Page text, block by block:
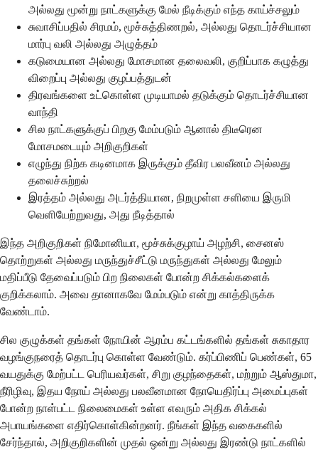
அல்லது மூன்று நாட்களுக்கு மேல் நீடிக்கும் எந்த காய்ச்சலும்
சுவாசிப்பதில் சிரமம், மூச்சுத்திணறல், அல்லது தொடர்ச்சியான
மார்பு வலி அல்லது அழுத்தம்
கடுமையான அல்லது மோசமான தலைவலி, குறிப்பாக கழுத்து
விறைப்பு அல்லது குழப்பத்துடன்
திரவங்களை உட்கொள்ள முடியாமல் தடுக்கும் தொடர்ச்சியான
வாந்தி
சில நாட்களுக்குப் பிறகு மேம்படும் ஆனால் திடீரென
மோசமடையும் அறிகுறிகள்
எழுந்து நிற்க கடினமாக இருக்கும் தீவிர பலவீனம் அல்லது
தலைச்சுற்றல்
இரத்தம் அல்லது அடர்த்தியான, நிறமுள்ள சளியை இருமி
வெளியேற்றுவது, அது நீடித்தால்
இந்த அறிகுறிகள் நிமோனியா, மூச்சுக்குழாய் அழற்சி, சைனஸ்
தொற்றுகள் அல்லது மருந்துச்சீட்டு மருந்துகள் அல்லது மேலும்
மதிப்பீடு தேவைப்படும் பிற நிலைகள் போன்ற சிக்கல்களைக்
குறிக்கலாம். அவை தானாகவே மேம்படும் என்று காத்திருக்க
வேண்டாம்.
சில குழுக்கள் தங்கள் நோயின் ஆரம்ப கட்டங்களில் தங்கள் சுகாதார
வழங்குநரைத் தொடர்பு கொள்ள வேண்டும். கர்ப்பிணிப் பெண்கள், 65
வயதுக்கு மேற்பட்ட பெரியவர்கள், சிறு குழந்தைகள், மற்றும் ஆஸ்துமா,
நீரிழிவு, இதய நோய் அல்லது பலவீனமான நோயெதிர்ப்பு அமைப்புகள்
போன்ற நாள்பட்ட நிலைமைகள் உள்ள எவரும் அதிக சிக்கல்
அபாயங்களை எதிர்கொள்கின்றனர். நீங்கள் இந்த வகைகளில்
சேர்ந்தால், அறிகுறிகளின் முதல் ஒன்று அல்லது இரண்டு நாட்களில்